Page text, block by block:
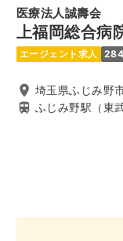
医療法人誠壽会
上福岡総合病
エージェント求人
埼玉県ふじみ野
ふじみ野駅（東